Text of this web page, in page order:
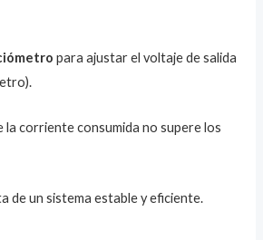
para ajustar el voltaje de salida
la corriente consumida no supere los
de un sistema estable y eficiente.